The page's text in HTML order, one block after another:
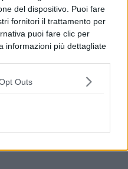
del dispositivo. Puoi fare
fornitori il trattamento per
puoi fare clic per
informazioni più dettagliate
ma hai il diritto di
preferenze si
ritornando su questo sito o
sulla riservatezza.
Outs
estivi da potenziare entro